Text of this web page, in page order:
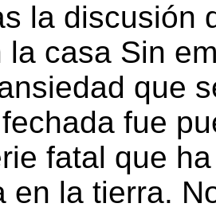
la discusión
la casa Sin
que
fue
fatal que
en la tierra.